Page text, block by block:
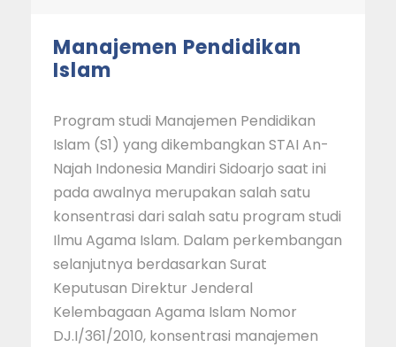
Manajemen Pendidikan
Islam
Program studi Manajemen Pendidikan
Islam (S1) yang dikembangkan STAI An-
Najah Indonesia Mandiri Sidoarjo saat ini
pada awalnya merupakan salah satu
konsentrasi dari salah satu program studi
Ilmu Agama Islam. Dalam perkembangan
selanjutnya berdasarkan Surat
Keputusan Direktur Jenderal
Kelembagaan Agama Islam Nomor
DJ.I/361/2010, konsentrasi manajemen